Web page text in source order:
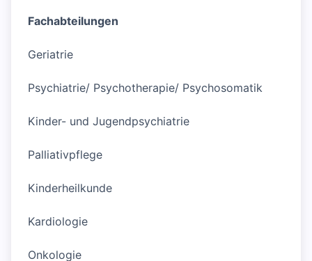
Fachabteilungen
Geriatrie
Psychiatrie/ Psychotherapie/ Psychosomatik
Kinder- und Jugendpsychiatrie
Palliativpflege
Kinderheilkunde
Kardiologie
Onkologie